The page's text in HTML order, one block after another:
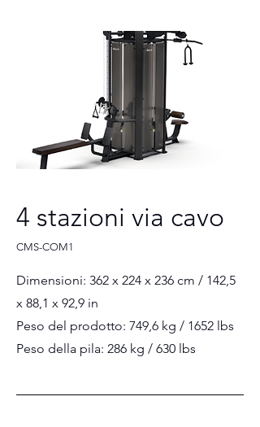
4 stazioni via cavo
CMS-COM1
Dimensioni: 362 x 224 x 236 cm / 142,5
x 88,1 x 92,9 in
Peso del prodotto: 749,6 kg / 1652 lbs
Peso della pila: 286 kg / 630 lbs